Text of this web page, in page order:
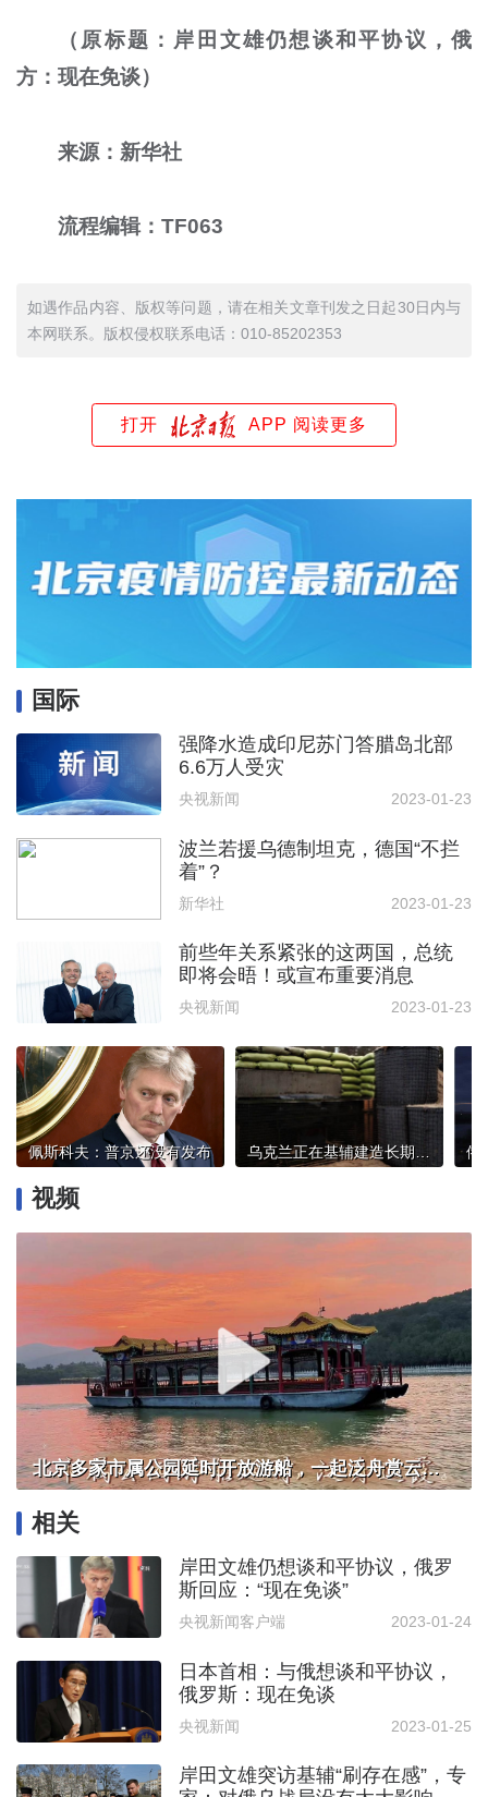
（原标题：岸田文雄仍想谈和平协议，俄
方：现在免谈）
来源：新华社
流程编辑：TF063
如遇作品内容、版权等问题，请在相关文章刊发之日起30日内与
本网联系。版权侵权联系电话：010-85202353
打开 APP 阅读更多
国际
强降水造成印尼苏门答腊岛北部
6.6万人受灾
央视新闻 2023-01-23
波兰若援乌德制坦克，德国“不拦
着”？
新华社 2023-01-23
前些年关系紧张的这两国，总统
即将会晤！或宣布重要消息
央视新闻 2023-01-23
佩斯科夫：普京还没有发布 乌克兰正在基辅建造长期防御工事
视频
北京多家市属公园延时开放游船，一起泛舟赏云霞！
相关
岸田文雄仍想谈和平协议，俄罗
斯回应：“现在免谈”
央视新闻客户端 2023-01-24
日本首相：与俄想谈和平协议，
俄罗斯：现在免谈
央视新闻 2023-01-25
岸田文雄突访基辅“刷存在感”，专